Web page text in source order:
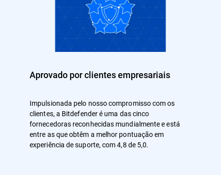
Aprovado por clientes empresariais
Impulsionada pelo nosso compromisso com os
clientes, a Bitdefender é uma das cinco
fornecedoras reconhecidas mundialmente e está
entre as que obtêm a melhor pontuação em
experiência de suporte, com 4,8 de 5,0.